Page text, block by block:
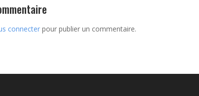
connecter pour publier un commentaire.